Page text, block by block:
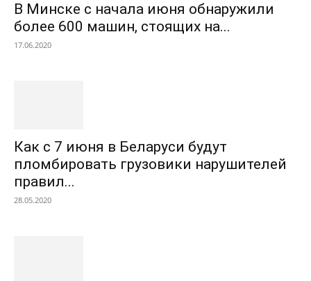
В Минске с начала июня обнаружили
более 600 машин, стоящих на...
17.06.2020
Как с 7 июня в Беларуси будут
пломбировать грузовики нарушителей
правил...
28.05.2020